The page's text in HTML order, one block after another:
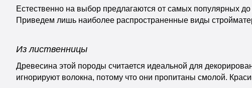
Естественно на выбор предлагаются от самых популярных
Приведем лишь наиболее распространенные виды
Из лиственницы
Древесина этой породы считается идеальной для
игнорируют волокна, потому что они пропитаны смолой.